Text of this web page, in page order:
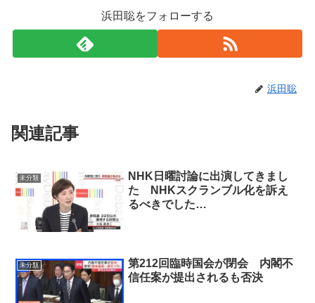
浜田聡をフォローする
浜田聡
関連記事
未分類
NHK日曜討論に出演してきまし
た NHKスクランブル化を訴え
るべきでした…
未分類
第212回臨時国会が閉会 内閣不
信任案が提出されるも否決